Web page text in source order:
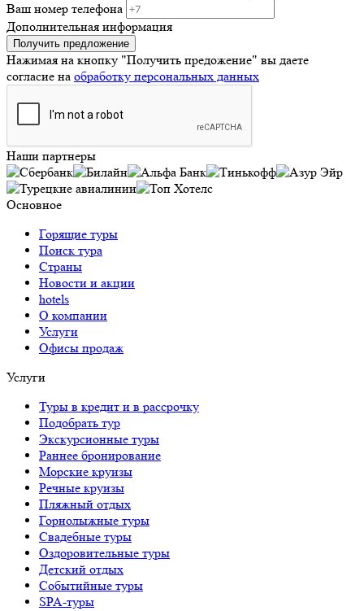
Ваш номер телефона
Дополнительная информация
Получить предложение
Нажимая на кнопку "Получить предожение" вы даете
согласие на обработку персональных данных
Наши партнеры
Основное
Горящие туры
Поиск тура
Страны
Новости и акции
hotels
О компании
Услуги
Офисы продаж
Услуги
Туры в кредит и в рассрочку
Подобрать тур
Экскурсионные туры
Раннее бронирование
Морские круизы
Речные круизы
Пляжный отдых
Горнолыжные туры
Свадебные туры
Оздоровительные туры
Детский отдых
Событийные туры
SPA-туры